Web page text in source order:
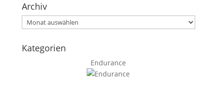
Archiv
Archiv
Kategorien
Endurance